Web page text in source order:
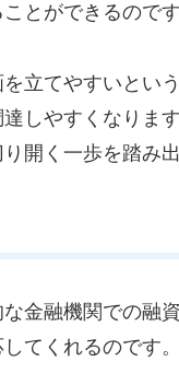
とができるのです
立てやすいと
しやすくなり
開く一歩を踏み
金融機関での
てくれるのです